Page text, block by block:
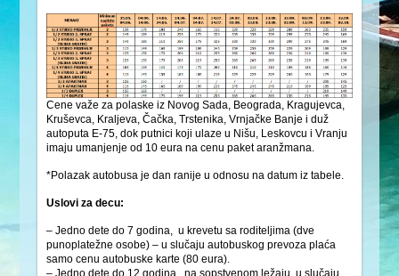
Cene važe za polaske iz Novog Sada, Beograda, Kragujevca,
Kruševca, Kraljeva, Čačka, Trstenika, Vrnjačke Banje i duž
autoputa E-75, dok putnici koji ulaze u Nišu, Leskovcu i Vranju
imaju umanjenje od 10 eura na cenu paket aranžmana.
*Polazak autobusa je dan ranije u odnosu na datum iz tabele.
Uslovi za decu:
– Jedno dete do 7 godina, u krevetu sa roditeljima (dve
punoplatežne osobe) – u slučaju autobuskog prevoza plaća
samo cenu autobuske karte (80 eura).
– Jedno dete do 12 godina, na sopstvenom ležaju, u slučaju